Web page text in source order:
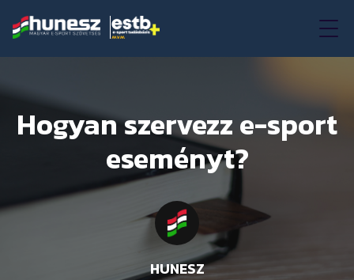
Hogyan szervezz e-sport
eseményt?
HUNESZ